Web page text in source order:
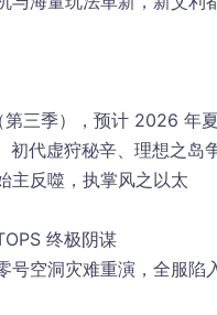
三季）
，预计 2026 年
初代虚狩秘辛、理想之岛
主反噬，执掌风之以太
终极阴谋
号空洞灾难重演 ，全服陷